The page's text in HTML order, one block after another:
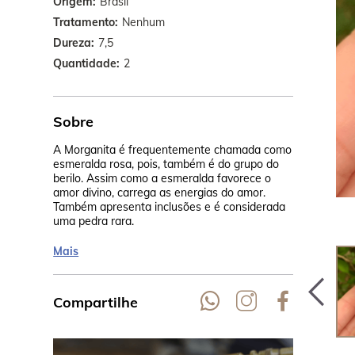
Tratamento Nenhum
Dureza 7,5
Quantidade 2
Sobre
A Morganita é frequentemente chamada como
esmeralda rosa, pois, também é do grupo do
berilo. Assim como a esmeralda favorece o
amor divino, carrega as energias do amor.
Também apresenta inclusões e é considerada
uma pedra rara.
Seu rosa
calor, na
cor
Mais
Compartilhe